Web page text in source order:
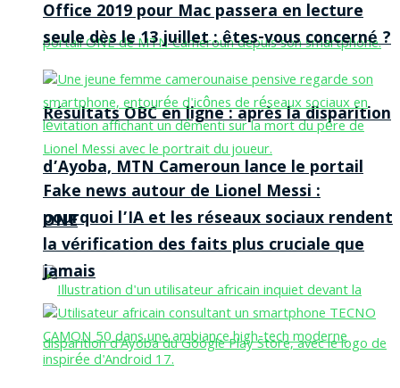
Résultats OBC en ligne : après la disparition
d’Ayoba, MTN Cameroun lance le portail
ONE
Office 2019 pour Mac passera en lecture
seule dès le 13 juillet : êtes-vous concerné ?
Fake news autour de Lionel Messi :
pourquoi l’IA et les réseaux sociaux rendent
la vérification des faits plus cruciale que
jamais